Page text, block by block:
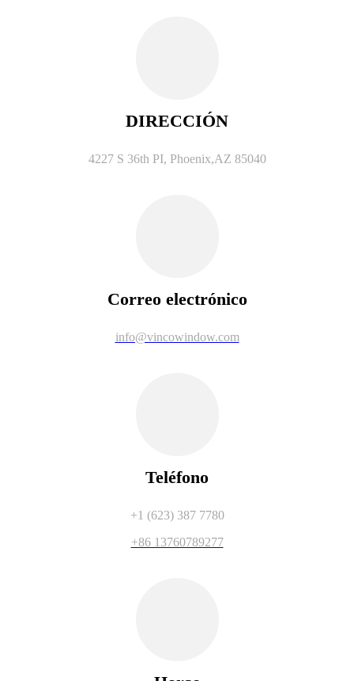
DIRECCIÓN
4227 S 36th PI, Phoenix,AZ 85040
Correo electrónico
info@vincowindow.com
Teléfono
+1 (623) 387 7780
+86 13760789277